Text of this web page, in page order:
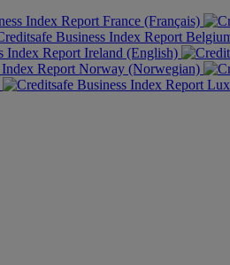
France (Français)
Ireland (English)
Norway (Norwegian)